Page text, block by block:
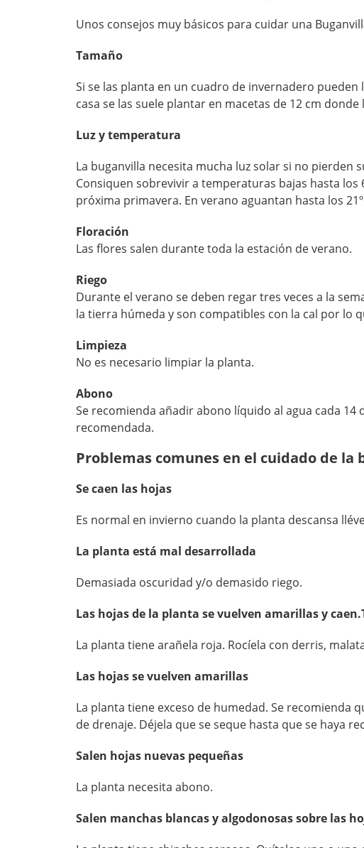
Unos consejos muy básicos para cuidar una
Tamaño
Si se las planta en un cuadro de invernadero
casa se las suele plantar en macetas de 12 cm
Luz y temperatura
La buganvilla necesita mucha luz solar si no pierden
Consiquen sobrevivir a temperaturas bajas hasta los
próxima primavera. En verano aguantan hasta los
Floración
Las flores salen durante toda la estación de verano.
Riego
Durante el verano se deben regar tres veces a la
la tierra húmeda y son compatibles con la cal por lo
Limpieza
No es necesario limpiar la planta.
Abono
Se recomienda añadir abono líquido al agua cada 14
recomendada.
Problemas comunes en el cuidado de la
Se caen las hojas
Es normal en invierno cuando la planta descansa
La planta está mal desarrollada
Demasiada oscuridad y/o demasido riego.
Las hojas de la planta se vuelven amarillas y
La planta tiene arañela roja. Rocíela con derris,
Las hojas se vuelven amarillas
La planta tiene exceso de humedad. Se recomienda
de drenaje. Déjela que se seque hasta que se haya
Salen hojas nuevas pequeñas
La planta necesita abono.
Salen manchas blancas y algodonosas sobre las